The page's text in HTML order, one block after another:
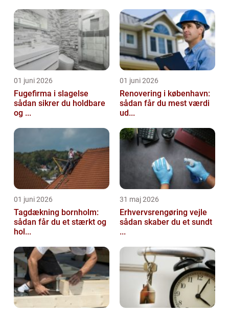
01 juni 2026
Fugefirma i slagelse
sådan sikrer du holdbare
og ...
01 juni 2026
Renovering i københavn:
sådan får du mest værdi
ud...
01 juni 2026
Tagdækning bornholm:
sådan får du et stærkt og
hol...
31 maj 2026
Erhvervsrengøring vejle
sådan skaber du et sundt
...